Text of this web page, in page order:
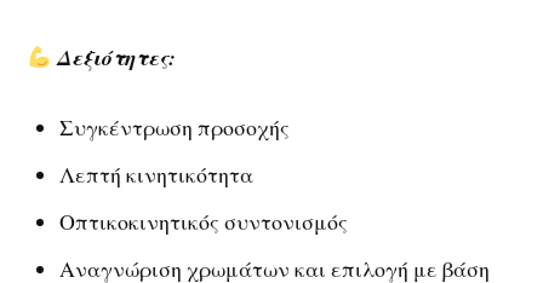
Δεξιότητες:
Συγκέντρωση προσοχής
Λεπτή κινητικότητα
Οπτικοκινητικός συντονισμός
Αναγνώριση χρωμάτων και επιλογή με βάση